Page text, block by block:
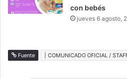
con bebés
jueves 6 agosto,
Fuente | COMUNICADO OFICIAL /